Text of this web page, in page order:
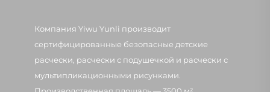
Компания Yiwu Yunli производит
сертифицированные безопасные детские
расчески, расчески с подушечкой и расчески с
мультипликационными рисунками.